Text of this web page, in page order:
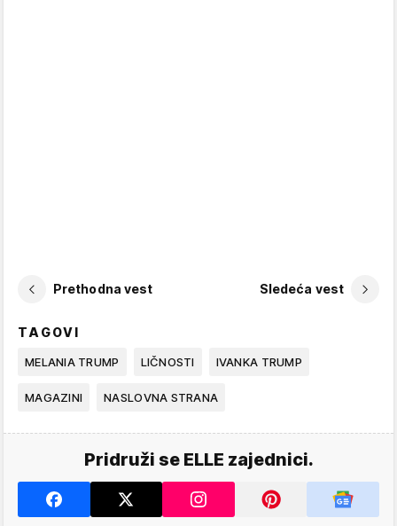
Prethodna vest Sledeća vest
TAGOVI
MELANIA TRUMP LIČNOSTI IVANKA TRUMP
MAGAZINI NASLOVNA STRANA
Pridruži se ELLE zajednici.